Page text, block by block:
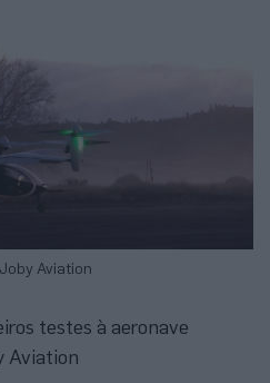
Aviation
testes à aeronave
Aviation